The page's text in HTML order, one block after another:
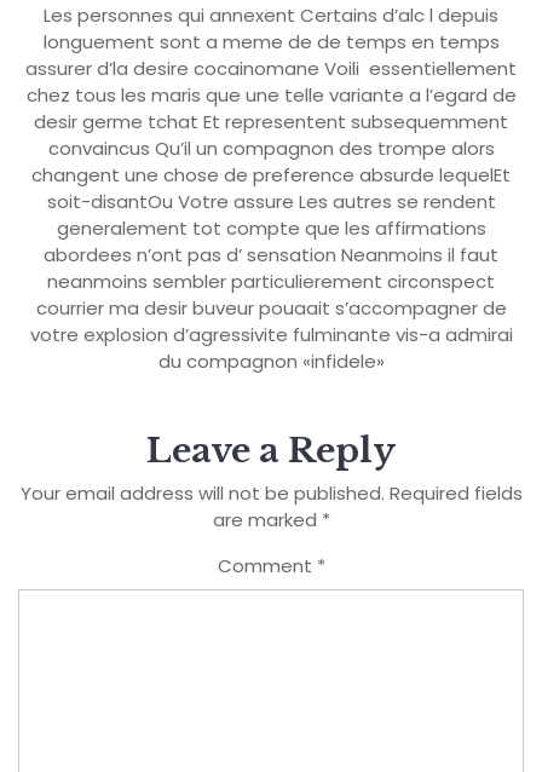
Les personnes qui annexent Certains d’alc l depuis
longuement sont a meme de de temps en temps
assurer d’la desire cocainomane Voili essentiellement
chez tous les maris que une telle variante a l’egard de
desir germe tchat Et representent subsequemment
convaincus Qu’il un compagnon des trompe alors
changent une chose de preference absurde lequelEt
soit-disantOu Votre assure Les autres se rendent
generalement tot compte que les affirmations
abordees n’ont pas d’ sensation Neanmoins il faut
neanmoins sembler particulierement circonspect
courrier ma desir buveur pouaait s’accompagner de
votre explosion d’agressivite fulminante vis-a admirai
du compagnon «infidele»
Leave a Reply
Your email address will not be published. Required fields
are marked *
Comment *